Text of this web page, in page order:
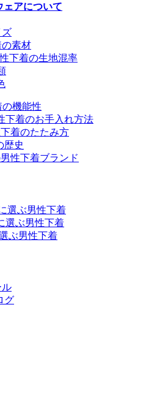
ェアについて
ズ
素材
下着の生地混率
の機能性
下着のお手入れ方法
着のたたみ方
歴史
性下着ブランド
選ぶ男性下着
選ぶ男性下着
ぶ男性下着
ル
グ